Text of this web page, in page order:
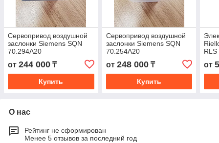
Сервопривод воздушной
заслонки Siemens SQN
70.294A20
от 244 000 ₸
Купить
Сервопривод воздушной
заслонки Siemens SQN
70.254A20
от 248 000₸
Купить
от
О нас
Рейтинг не сформирован
Менее 5 отзывов за последний год